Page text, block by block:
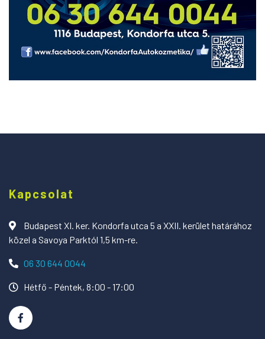
Kapcsolat
Budapest XI. ker. Kondorfa utca 5 a XXII. kerület határához
közel a Savoya Parktól 1,5 km-re.
06 30 644 0044
Hétfő - Péntek, 8:00 - 17:00